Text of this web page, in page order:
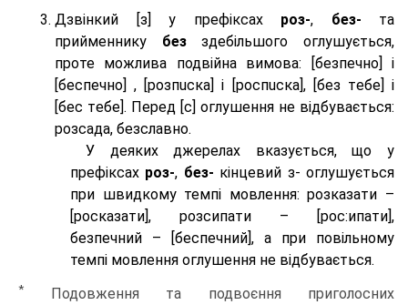
Дзвінкий [з] у префіксах роз-, без- та
прийменнику безздебільшого оглушується,
проте можлива подвійна вимова: [безпeчно] і
[беспeчно] , [розпuска] і [роспuска], [без тeбе] і
[бес тeбе]. Перед [с] оглушення не відбувається:
розсада, безславно.
У деяких джерелах вказується, що у
префіксах роз-, без- кінцевий з- оглушується
при швидкому темпі мовлення: розказати –
[росказати], розсипати – [роc:ипати],
безпечний – [беспечний], а при повільному
темпі мовлення оглушення не відбувається.
*
Подовження та подвоєння приголосних